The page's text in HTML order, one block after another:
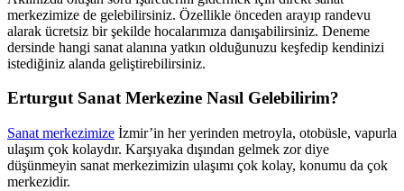
merkezimize de gelebilirsiniz. Özellikle önceden arayıp randevu
alarak ücretsiz bir şekilde hocalarımıza danışabilirsiniz. Deneme
dersinde hangi sanat alanına yatkın olduğunuzu keşfedip kendinizi
istediğiniz alanda geliştirebilirsiniz.
Erturgut Sanat Merkezine Nasıl Gelebilirim?
Sanat merkezimize İzmir’in her yerinden metroyla, otobüsle, vapurla
ulaşım çok kolaydır. Karşıyaka dışından gelmek zor diye
düşünmeyin sanat merkezimizin ulaşımı çok kolay, konumu da çok
merkezidir.